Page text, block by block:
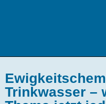
Trinkwasser –